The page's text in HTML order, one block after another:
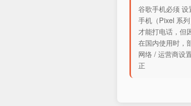
谷歌手机必须
手机（Pixel 系
才能打电话，但
在国内使用时，
网络 / 运营商设
正